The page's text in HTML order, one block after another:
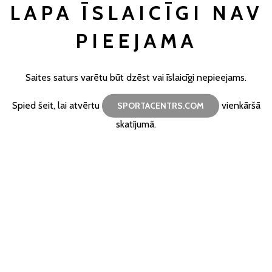
LAPA ĪSLAICĪGI NAV
PIEEJAMA
Saites saturs varētu būt dzēst vai īslaicīgi nepieejams.
Spied šeit, lai atvērtu SPORTACENTRS.COM
vienkāršā
skatījumā.